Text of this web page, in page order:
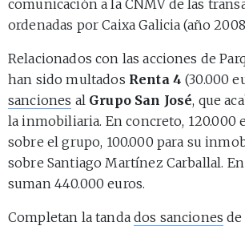
comunicación a la CNMV de las
ordenadas por Caixa Galicia (año
Relacionados con las acciones de
han sido multados Renta 4 (30.000
sanciones al Grupo San José, que
la inmobiliaria. En concreto, 120.000
sobre el grupo, 100.000 para su
sobre Santiago Martínez Carballal.
suman 440.000 euros.
Completan la tandados sanciones de